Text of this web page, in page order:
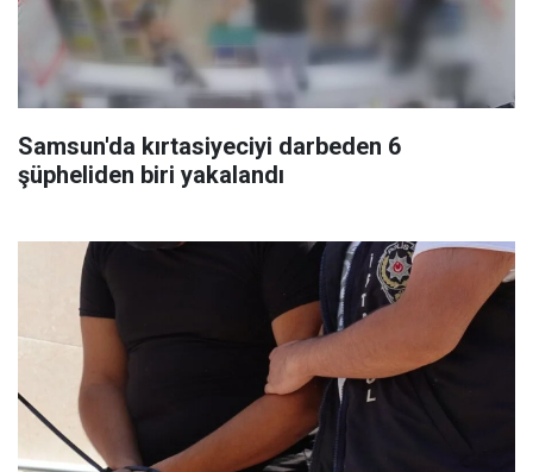
Samsun'da kırtasiyeciyi darbeden 6
şüpheliden biri yakalandı